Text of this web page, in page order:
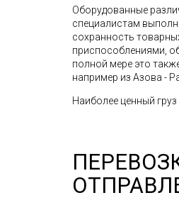
Оборудованные
специалистам
сохранность
приспособлениями,
полной мере это
например из Азова -
Наиболее ценный